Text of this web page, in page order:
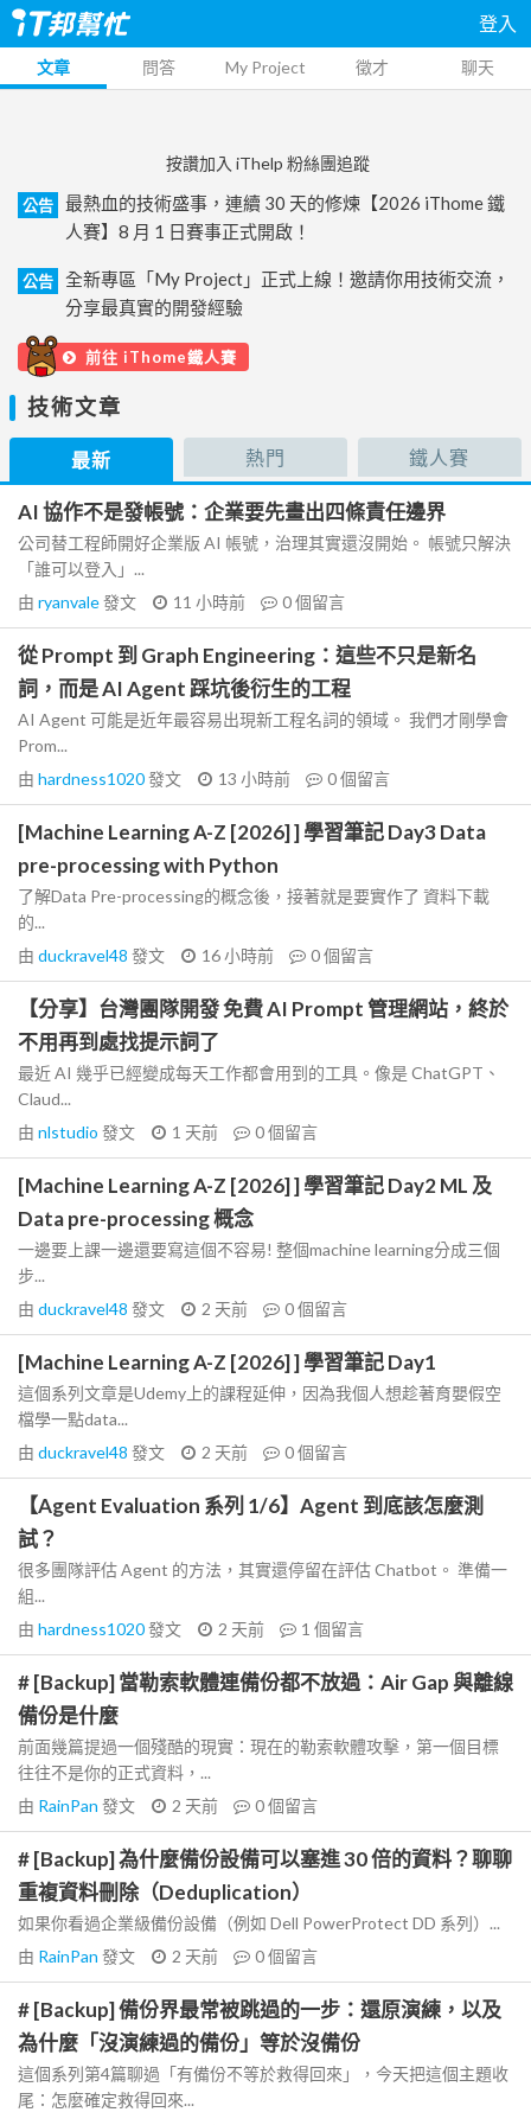
登入
文章 問答 My Project 徵才 聊天
按讚加入 iThelp 粉絲團追蹤
公告
最熱血的技術盛事，連續 30 天的修煉【2026 iThome 鐵
人賽】8 月 1 日賽事正式開啟！
公告
全新專區「My Project」正式上線！邀請你用技術交流，
分享最真實的開發經驗
前往 iThome鐵人賽
技術文章
最新 熱門 鐵人賽
AI 協作不是發帳號：企業要先畫出四條責任邊界
公司替工程師開好企業版 AI 帳號，治理其實還沒開始。 帳號只解決
「誰可以登入」...
由 ryanvale發文 11 小時前 0個留言
從 Prompt 到 Graph Engineering：這些不只是新名
詞，而是 AI Agent 踩坑後衍生的工程
AI Agent 可能是近年最容易出現新工程名詞的領域。 我們才剛學會
Prom...
由 hardness1020發文 13 小時前 0個留言
[Machine Learning A-Z [2026] ] 學習筆記 Day3 Data
pre-processing with Python
了解Data Pre-processing的概念後，接著就是要實作了 資料下載
的...
由 duckravel48 發文 16 小時前 0個留言
【分享】台灣團隊開發 免費 AI Prompt 管理網站，終於
不用再到處找提示詞了
最近 AI 幾乎已經變成每天工作都會用到的工具。像是 ChatGPT、
Claud...
由 nlstudio 發文 1 天前 0個留言
[Machine Learning A-Z [2026] ] 學習筆記 Day2 ML 及
Data pre-processing 概念
一邊要上課一邊還要寫這個不容易! 整個machine learning分成三個
步...
由 duckravel48 發文 2 天前 0個留言
[Machine Learning A-Z [2026] ] 學習筆記 Day1
這個系列文章是Udemy上的課程延伸，因為我個人想趁著育嬰假空
檔學一點data...
由 duckravel48 發文 2 天前 0個留言
【Agent Evaluation 系列 1/6】Agent 到底該怎麼測
試？
很多團隊評估 Agent 的方法，其實還停留在評估 Chatbot。 準備一
組...
由 hardness1020發文 2 天前 1 個留言
# [Backup] 當勒索軟體連備份都不放過：Air Gap 與離線
備份是什麼
前面幾篇提過一個殘酷的現實：現在的勒索軟體攻擊，第一個目標
往往不是你的正式資料，...
由 RainPan 發文 2 天前 0個留言
# [Backup] 為什麼備份設備可以塞進 30 倍的資料？聊聊
重複資料刪除（Deduplication）
如果你看過企業級備份設備（例如 Dell PowerProtect DD 系列）...
由 RainPan 發文 2 天前 0個留言
# [Backup] 備份界最常被跳過的一步：還原演練，以及
為什麼「沒演練過的備份」等於沒備份
這個系列第4篇聊過「有備份不等於救得回來」，今天把這個主題收
尾：怎麼確定救得回來...